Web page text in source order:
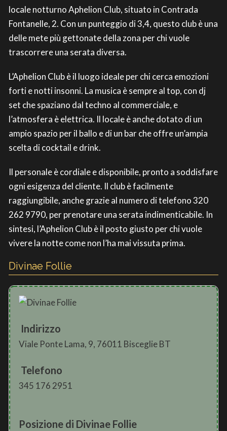
locale notturno Aphelion Club, situato in Contrada
Fontanelle, 2. Con un punteggio di 3,4, questo club è una
delle mete più gettonate della zona per chi vuole
trascorrere una serata diversa.
L’Aphelion Club è il luogo ideale per chi cerca emozioni
forti e notti insonni. La musica è sempre al top, con dj
set che spaziano dal techno al commerciale, e
l’atmosfera è elettrica. Il locale è anche dotato di un
ampio spazio per il ballo e di un bar che offre un’ampia
scelta di cocktail e drink.
Il personale è cordiale e disponibile, pronto a soddisfare
ogni esigenza del cliente. Il club è facilmente
raggiungibile, anche grazie al numero di telefono 320
262 9790, per prenotare una serata indimenticabile. In
sintesi, l’Aphelion Club è il posto giusto per chi vuole
vivere la notte come non l’ha mai vissuta prima.
Divinae Follie
Indirizzo
Viale Ponte Lama, 9, 76011 Bisceglie BT
Telefono
345 176 2951
Posizione di Divinae Follie